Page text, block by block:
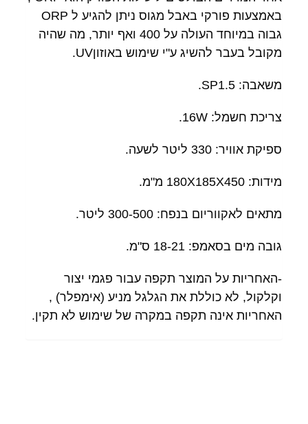
באמצעות פורקי באבל מגוס ניתן להגיע ל ORP
גבוה במיוחד העולה על 400 ואף יותר, מה שהיה
מקובל בעבר להשיג ע"י שימוש באוזוןUV.
משאבה: SP1.5.
צריכת חשמל: 16W.
ספיקת אוויר: 330 ליטר לשעה.
מידות: 180X185X450 מ"מ.
מתאים לאקווריום בנפח: 300-500 ליטר.
גובה מים בסאמפ: 18-21 ס"מ.
-האחריות על המוצר תקפה עבור פגמי יצור
וקלקול, לא כוללת את הגלגל מניע (אימפלר) ,
האחריות אינה תקפה במקרה של שימוש לא תקין.